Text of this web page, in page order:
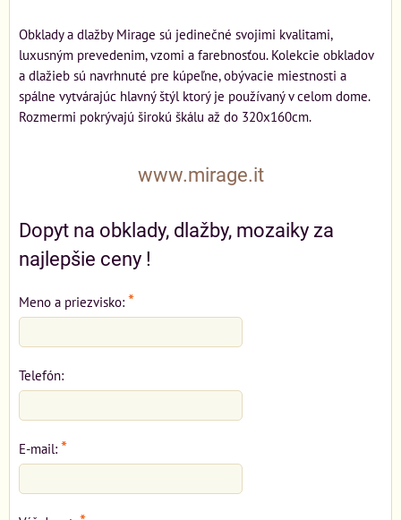
Obklady a dlažby Mirage sú jedinečné svojimi kvalitami,
luxusným prevedenim, vzomi a farebnosťou. Kolekcie obkladov
a dlažieb sú navrhnuté pre kúpeľne, obývacie miestnosti a
spálne vytvárajúc hlavný štýl ktorý je používaný v celom dome.
Rozmermi pokrývajú širokú škálu až do 320x160cm.
www.mirage.it
Dopyt na obklady, dlažby, mozaiky za
najlepšie ceny !
Meno a priezvisko: *
Telefón:
E-mail: *